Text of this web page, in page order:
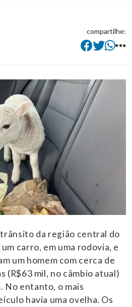
compartilhe:
da região central do
carro, em uma rodovia, e
um homem com cerca de
(R$63 mil, no câmbio atual)
No entanto, o mais
havia uma ovelha. Os